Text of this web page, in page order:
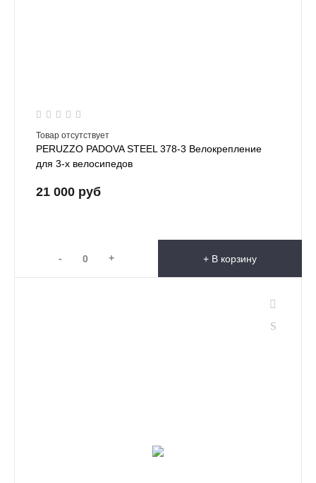
Товар отсутствует
PERUZZO PADOVA STEEL 378-3 Велокрепление
для 3-х велосипедов
21 000 руб
- + + В корзину